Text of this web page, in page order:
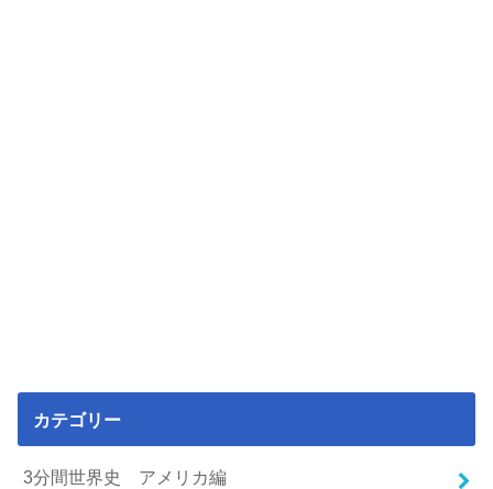
カテゴリー
3分間世界史 アメリカ編